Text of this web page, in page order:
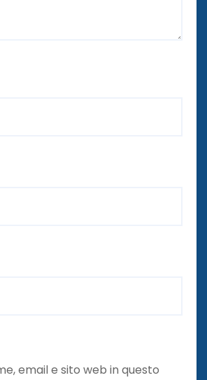
email e sito web in questo